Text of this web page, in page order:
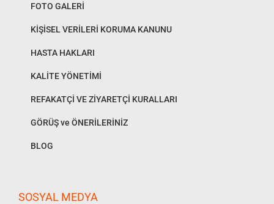
FOTO GALERİ
KİŞİSEL VERİLERİ KORUMA KANUNU
HASTA HAKLARI
KALİTE YÖNETİMİ
REFAKATÇİ VE ZİYARETÇİ KURALLARI
GÖRÜŞ ve ÖNERİLERİNİZ
BLOG
SOSYAL MEDYA